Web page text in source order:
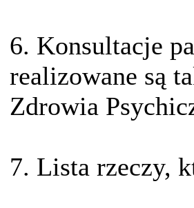
6. Konsultacje
realizowane są
Zdrowia
7. Lista rzeczy,